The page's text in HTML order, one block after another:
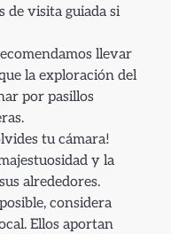
de visita guiada si
llevar
la exploración del
por pasillos
tu cámara!
y la
alrededores.
considera
Ellos aportan